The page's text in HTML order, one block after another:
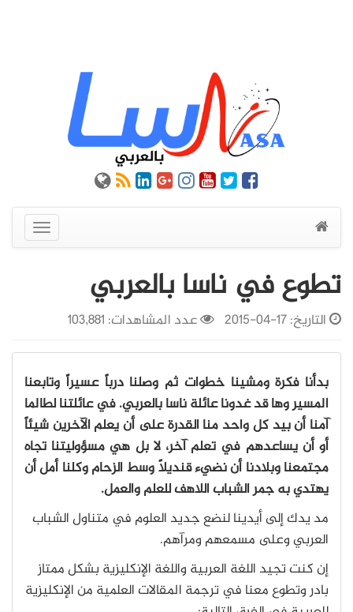
عرض
القائمة
تطوع في ناسا بالعربي
التاريخ:17-04-2015 عدد المشاهدات: 103,881
بدأنا فكرة ومشينا خطوات ثم وصلنا درباً عسيراً وتابعنا
المسير وها قد غدونا عائلة ناسا بالعربي. في عائلتنا لطالما
آمنا أن بيد كل واحد منا القدرة على أن يعلم الآخرين شيئاً
أو أن يساعدهم في تعلم آخر، لا بل هي مسؤوليتنا تجاه
مجتمعنا وبلادنا أن نضيء قنديلاً وسط الزحام وكلنا أمل أن
يهتدي به جمر الشباب اللاهف للعلم والعمل.
مد يدك إلى أيدينا لنضع جديد العلوم في متناول الشباب
العربي وعلى مسمعهم ومرآهم.
إن كنت تجيد اللغة العربية واللغة الإنكليزية بشكل ممتاز
بادر وتطوع معنا في ترجمة المقالات العلمية من الإنكليزية